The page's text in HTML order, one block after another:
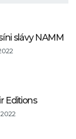
slávy NAMM
Editions
2022